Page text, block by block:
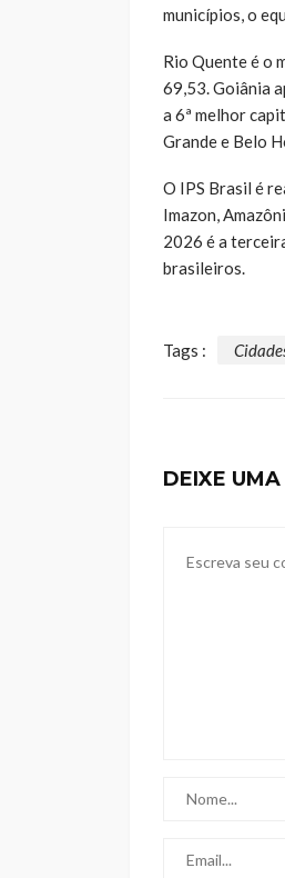
municípios, o
Rio Quente é o
69,53. Goiânia
a 6ª melhor
Grande e Belo
O IPS Brasil é
Imazon,
2026 é a
brasileiros.
Tags :
DEIXE